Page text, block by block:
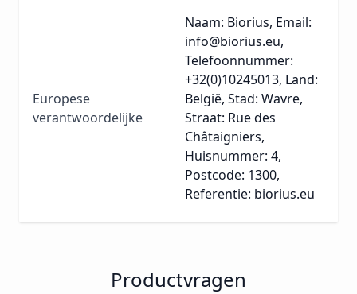
Europese
verantwoordelijke
Naam: Biorius, Email:
info@biorius.eu,
Telefoonnummer:
+32(0)10245013, Land:
België, Stad: Wavre,
Straat: Rue des
Châtaigniers,
Huisnummer: 4,
Postcode: 1300,
Referentie: biorius.eu
Productvragen